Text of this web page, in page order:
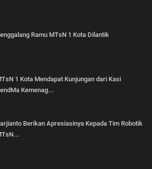
Ramu MTsN 1 Kota Dilantik
1 Kota Mendapat Kunjungan dari Kasi
Kemenag...
Berikan Apresiasinya Kepada Tim Robotik